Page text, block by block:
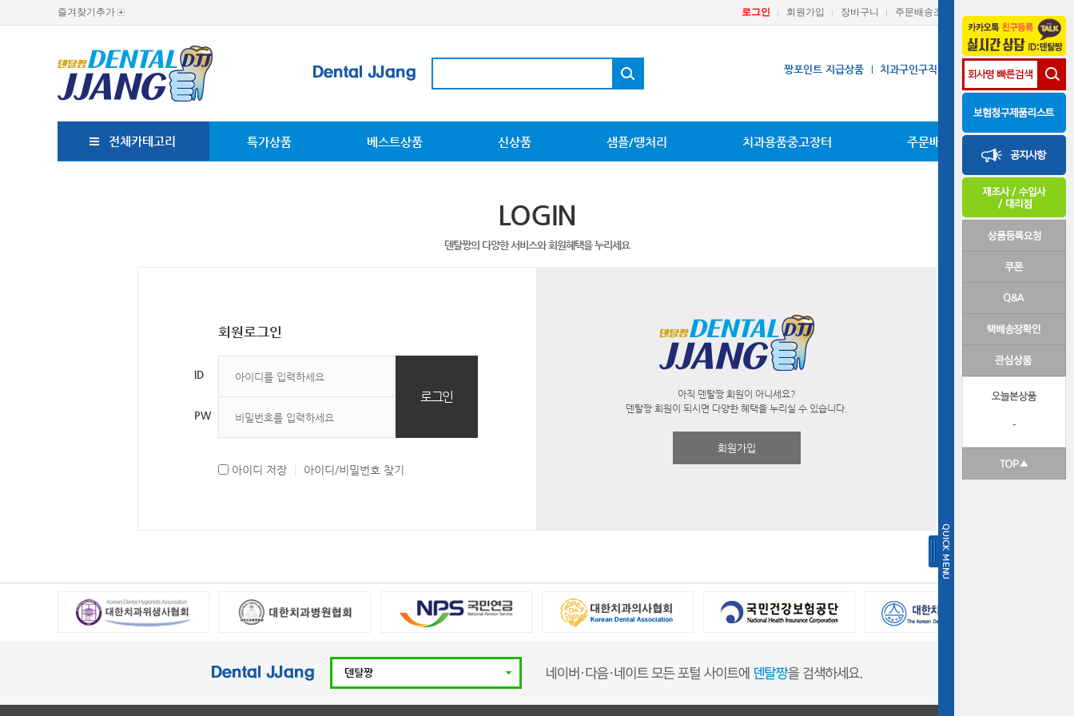
즐겨찾기추가 로그인 회원가입 장바구니 주문배송조회
짱포인트 지급상품 치과구인구직 장비A/S요청
전체카테고리 특가상품 베스트상품 신상품 샘플/땡처리 치과용품중고장터 주문배송조회
-
LOGIN
덴탈짱의 다양한 서비스와 회원혜택을 누리세요
회원로그인
ID
PW
아이디 저장 아이디/비밀번호 찾기
아직 덴탈짱 회원이 아니세요?
덴탈짱 회원이 되시면 다양한 혜택을 누리실 수 있습니다.
회원가입